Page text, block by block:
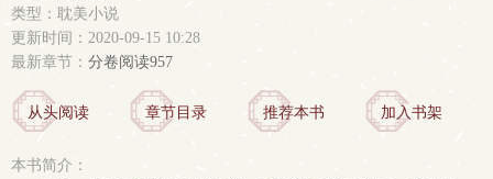
类型：耽美小说
更新时间：2020-09-15 10:28
最新章节： 分卷阅读957
从头阅读 章节目录 推荐本书 加入书架
本书简介：